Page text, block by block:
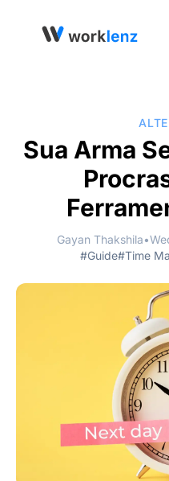
Sua Arma
Gayan Thakshila•
#Guide#Time